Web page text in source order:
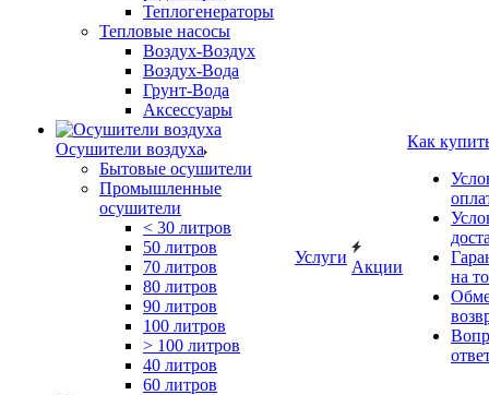
Теплогенераторы
Тепловые насосы
Воздух-Воздух
Воздух-Вода
Грунт-Вода
Аксессуары
Осушители воздуха
Бытовые осушители
Промышленные
осушители
< 30 литров
50 литров
70 литров
80 литров
90 литров
100 литров
> 100 литров
40 литров
60 литров
Услуги
Акции
Как
на